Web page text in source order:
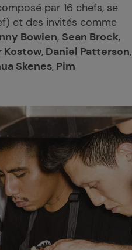
par 16 chefs, se
et des invités comme
Bowien, Sean Brock,
Kostow, Daniel Patterson,
Skenes, Pim